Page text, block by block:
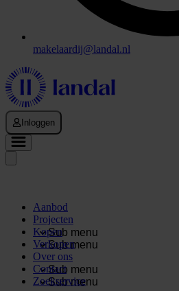
makelaardij@landal.nl
Inloggen
Aanbod
Projecten
Sub menu
Kopen
Sub menu
Verkopen
Over ons
Sub menu
Contact
Sub menu
Zoekservice